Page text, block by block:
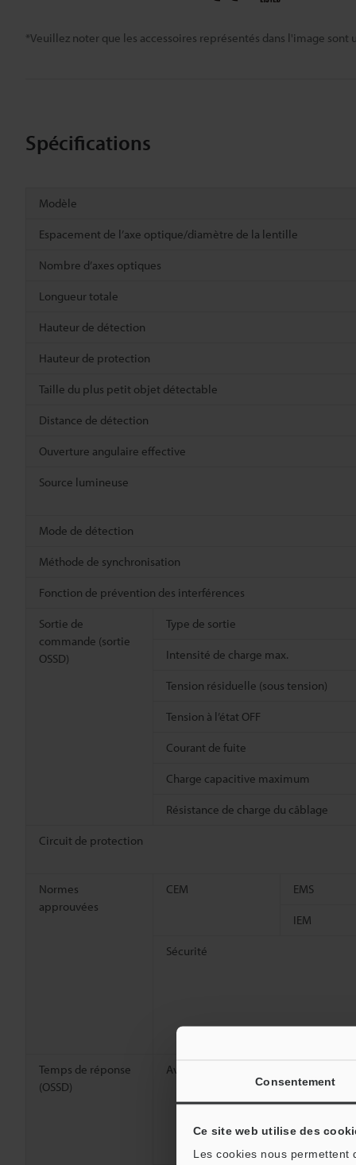
Consentement
Ce site web utilise des
Les cookies nous
*Veuillez noter que les accessoires représentés dans l'image
Spécifications
Modèle
Espacement de l’axe optique/diamètre de la lentille
Nombre d’axes optiques
Longueur totale
Hauteur de détection
Hauteur de protection
Taille du plus petit objet détectable
Distance de détection
Ouverture angulaire effective
Source lumineuse
Mode de détection
Méthode de synchronisation
Fonction de prévention des interférences
Sortie de
commande (sortie
OSSD)
Type de sortie
Intensité de charge max.
Tension résiduelle (sous tension)
Tension à l’état OFF
Courant de fuite
Charge capacitive maximum
Résistance de charge du câblage
Circuit de protection
Normes
approuvées
CEM EMS
IEM
Sécurité
Temps de réponse
(OSSD)
Avec le canal 0